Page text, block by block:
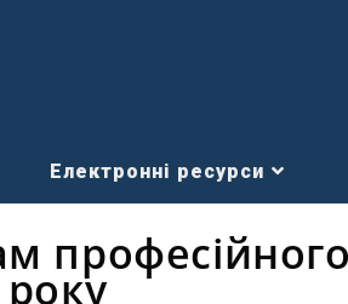
Електронні ресурси